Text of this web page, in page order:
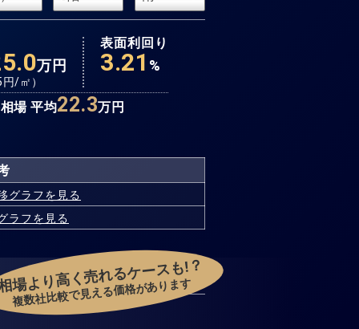
万円
円/㎡）
表面利回り
3.21 %
場 平均22.3万円
グラフを見る
ラフを見る
場より高く売れるケースも!？
複数社比較で見える価格があります